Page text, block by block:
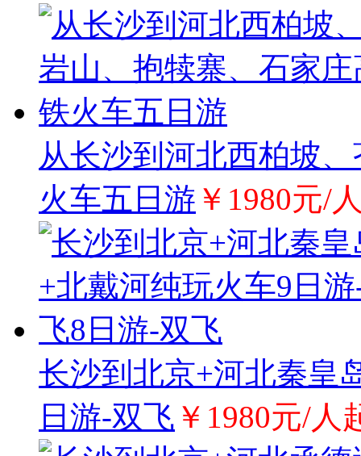
从长沙到河北西柏坡
火车五日游 ￥1980元/
长沙到北京+河北秦皇
日游-双飞 ￥1980元/人